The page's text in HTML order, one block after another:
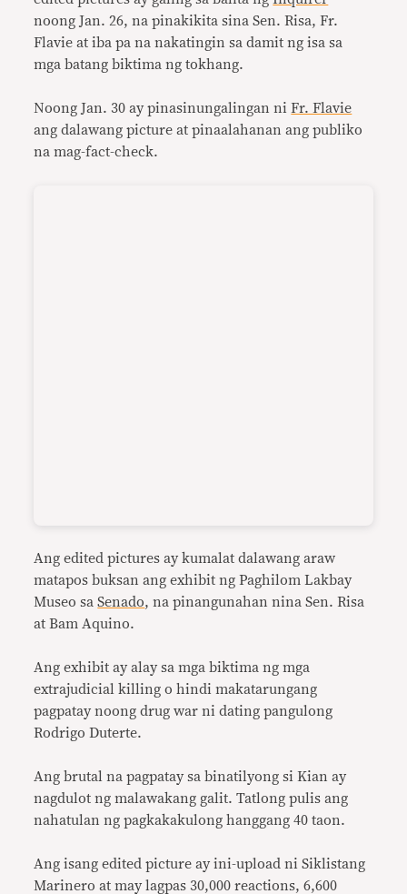
noong Jan. 26, na pinakikita sina Sen. Risa, Fr.
Flavie at iba pa na nakatingin sa damit ng isa sa
mga batang biktima ng tokhang.
Noong Jan. 30 ay pinasinungalingan niFr. Flavie
ang dalawang picture at pinaalahanan ang publiko
na mag-fact-check.
Ang edited pictures ay kumalat dalawang araw
matapos buksan ang exhibit ng Paghilom Lakbay
Museo saSenado, na pinangunahan nina Sen. Risa
at Bam Aquino.
Ang exhibit ay alay sa mga biktima ng mga
extrajudicial killing o hindi makatarungang
pagpatay noong drug war ni dating pangulong
Rodrigo Duterte.
Ang brutal na pagpatay sa binatilyong si Kian ay
nagdulot ng malawakang galit. Tatlong pulis ang
nahatulan ng pagkakakulong hanggang 40 taon.
Ang isang edited picture ay ini-upload ni Siklistang
Marinero at may lagpas 30,000 reactions, 6,600